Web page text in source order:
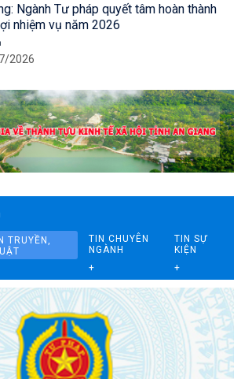
Ngành Tư pháp quyết tâm hoàn thành
thắng lợi nhiệm vụ năm 2026
2026
TRUYỀN,
TIN CHUYÊN
NGÀNH
+
TIN SỰ
KIỆN
+